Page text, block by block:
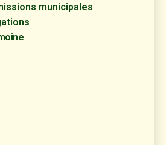
municipales